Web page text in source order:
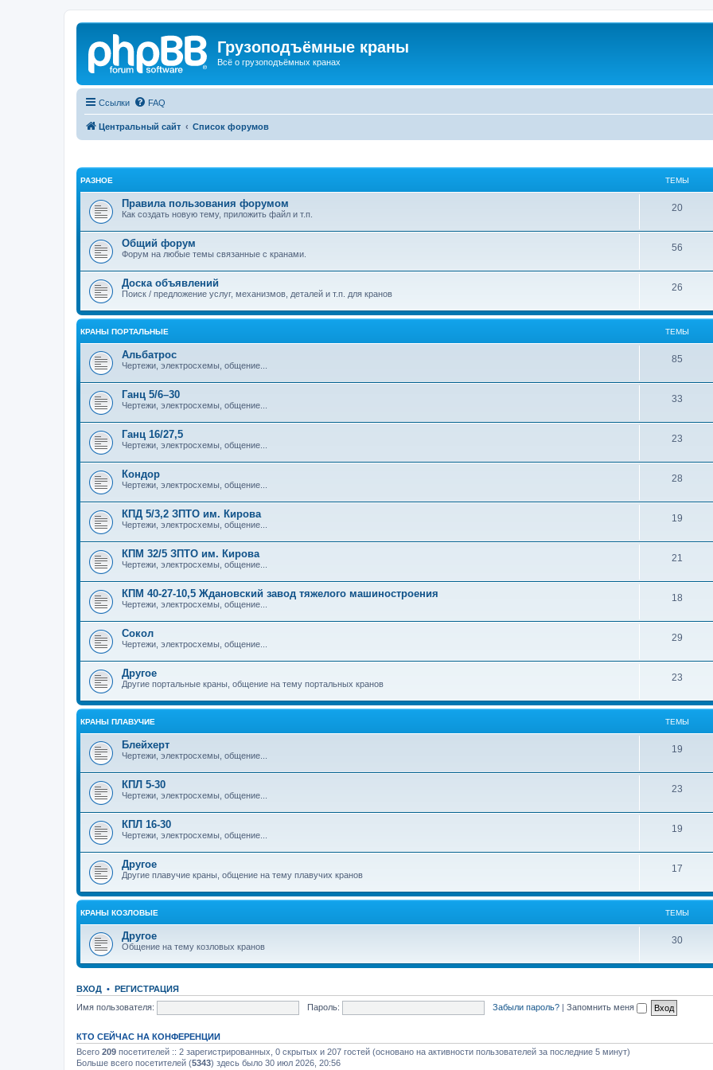
Грузоподъёмные краны
Всё о грузоподъёмных кранах
Ссылки FAQ
Центральный сайт Список форумов
РАЗНОЕ ТЕМЫ
Правила пользования форумом
Как создать новую тему, приложить файл и т.п.
20
Общий форум
Форум на любые темы связанные с кранами.
56
Доска объявлений
Поиск / предложение услуг, механизмов, деталей и т.п. для кранов
26
КРАНЫ ПОРТАЛЬНЫЕ ТЕМЫ
Альбатрос
Чертежи, электросхемы, общение...
85
Ганц 5/6–30
Чертежи, электросхемы, общение...
33
Ганц 16/27,5
Чертежи, электросхемы, общение...
23
Кондор
Чертежи, электросхемы, общение...
28
КПД 5/3,2 ЗПТО им. Кирова
Чертежи, электросхемы, общение...
19
КПМ 32/5 ЗПТО им. Кирова
Чертежи, электросхемы, общение...
21
КПМ 40-27-10,5 Ждановский завод тяжелого машиностроения
Чертежи, электросхемы, общение...
18
Сокол
Чертежи, электросхемы, общение...
29
Другое
Другие портальные краны, общение на тему портальных кранов
23
КРАНЫ ПЛАВУЧИЕ ТЕМЫ
Блейхерт
Чертежи, электросхемы, общение...
19
КПЛ 5-30
Чертежи, электросхемы, общение...
23
КПЛ 16-30
Чертежи, электросхемы, общение...
19
Другое
Другие плавучие краны, общение на тему плавучих кранов
17
КРАНЫ КОЗЛОВЫЕ ТЕМЫ
Другое
Общение на тему козловых кранов
30
ВХОД • РЕГИСТРАЦИЯ
Имя пользователя:
Пароль: Забыли пароль? | Запомнить меня
КТО СЕЙЧАС НА КОНФЕРЕНЦИИ
Всего 209 посетителей :: 2 зарегистрированных, 0 скрытых и 207 гостей (основано на активности пользователей за последние 5 минут)
Больше всего посетителей (5343) здесь было 30 июл 2026, 20:56